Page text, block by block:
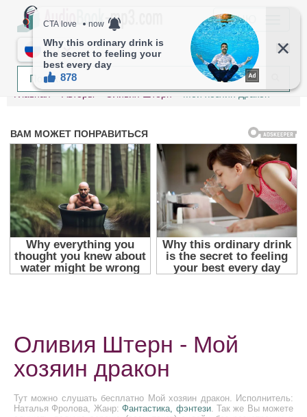
МЕНЮ
RU
Главная Авторы Оливия Штерн Мой хозяин дракон
Оливия Штерн - Мой
хозяин дракон
Тут можно слушать бесплатно Мой хозяин дракон. Исполнитель:
Наталья Фролова, Жанр:Фантастика, фэнтези. Так же Вы можете